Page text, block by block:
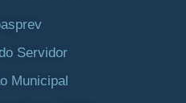
Servidor
Municipal